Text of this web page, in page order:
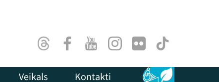
ThreadsFacebookYoutubeInstagram
Flick TikTok
Veikals Kontakti